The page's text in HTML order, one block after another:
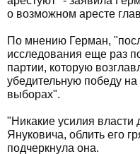
о возможном аресте
По мнению Герман,
исследования еще раз
партии, которую
убедительную победу
выборах".
"Никакие усилия власти
Януковича, облить его
подчеркнула она.